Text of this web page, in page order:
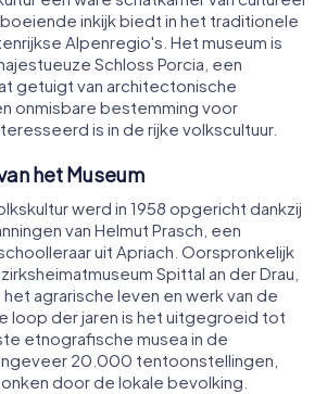
inkijk biedt in het traditionele
Alpenregio's. Het museum is
Schloss Porcia, een
getuigt van architectonische
onmisbare bestemming voor
is in de rijke volkscultuur.
het Museum
werd in 1958 opgericht dankzij
van Helmut Prasch, een
uit Apriach. Oorspronkelijk
Spittal an der Drau,
agrarische leven en werk van de
loop der jaren is het uitgegroeid tot
etnografische musea in de
20.000 tentoonstellingen,
door de lokale bevolking.